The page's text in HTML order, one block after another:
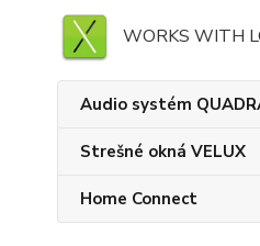
WORKS WITH
Audio systém
Strešné okná VELUX
Home Connect